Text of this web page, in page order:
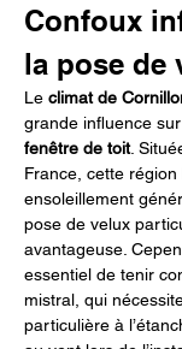
Confoux
la pose de
Le climat de
grande influence
fenêtre de toit.
France, cette
ensoleillement
pose de velux
avantageuse.
essentiel de tenir
mistral, qui
particulière à